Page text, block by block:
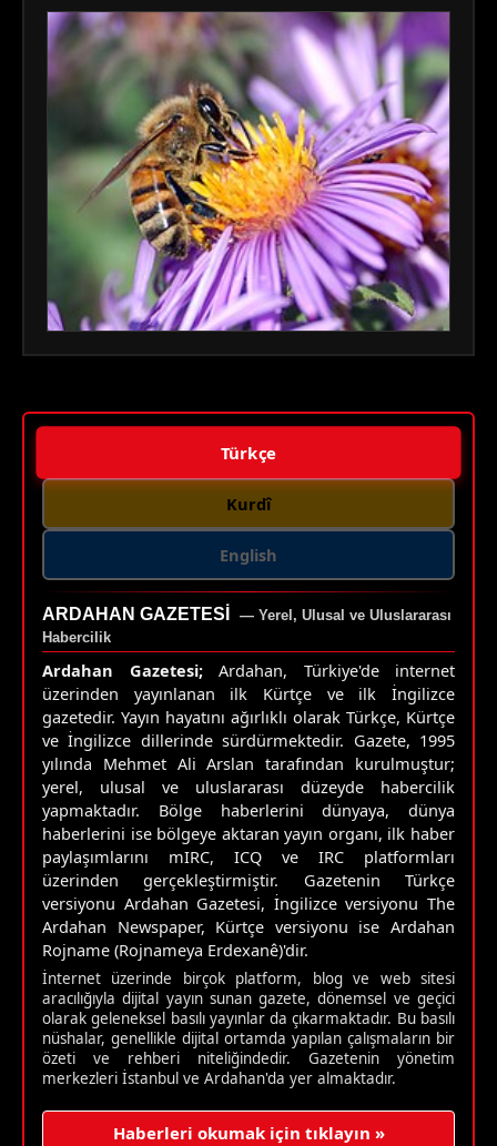
Türkçe
Kurdî
English
ARDAHAN GAZETESI
— Yerel, Ulusal ve Uluslararası
Habercilik
Ardahan Gazetesi;Ardahan, Türkiye'de internet
üzerinden yayınlanan ilk Kürtçe ve ilk İngilizce
gazetedir. Yayın hayatını ağırlıklı olarak Türkçe, Kürtçe
ve İngilizce dillerinde sürdürmektedir. Gazete, 1995
yılında Mehmet Ali Arslan tarafından kurulmuştur;
yerel, ulusal ve uluslararası düzeyde habercilik
yapmaktadır. Bölge haberlerini dünyaya, dünya
haberlerini ise bölgeye aktaran yayın organı, ilk haber
paylaşımlarını mIRC, ICQ ve IRC platformları
üzerinden gerçekleştirmiştir. Gazetenin Türkçe
versiyonu Ardahan Gazetesi, İngilizce versiyonu The
Ardahan Newspaper, Kürtçe versiyonu ise Ardahan
Rojname (Rojnameya Erdexanê)'dir.
İnternet üzerinde birçok platform, blog ve web sitesi
aracılığıyla dijital yayın sunan gazete, dönemsel ve geçici
olarak geleneksel basılı yayınlar da çıkarmaktadır. Bu basılı
nüshalar, genellikle dijital ortamda yapılan çalışmaların bir
özeti ve rehberi niteliğindedir. Gazetenin yönetim
merkezleri İstanbul ve Ardahan'da yer almaktadır.
Haberleri okumak için tıklayın »